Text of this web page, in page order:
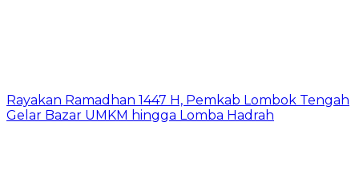
Rayakan Ramadhan 1447 H, Pemkab Lombok Tengah
Gelar Bazar UMKM hingga Lomba Hadrah